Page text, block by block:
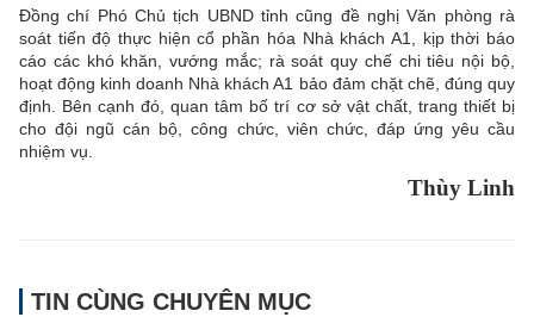
Đồng chí Phó Chủ tịch UBND tỉnh cũng đề nghị Văn phòng rà
soát tiến độ thực hiện cổ phần hóa Nhà khách A1, kịp thời báo
cáo các khó khăn, vướng mắc; rà soát quy chế chi tiêu nội bộ,
hoạt động kinh doanh Nhà khách A1 bảo đảm chặt chẽ, đúng quy
định. Bên cạnh đó, quan tâm bố trí cơ sở vật chất, trang thiết bị
cho đội ngũ cán bộ, công chức, viên chức, đáp ứng yêu cầu
nhiệm vụ.
Thùy Linh
TIN CÙNG CHUYÊN MỤC